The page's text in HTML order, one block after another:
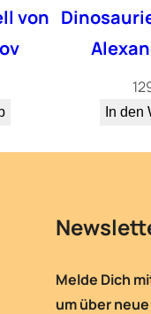
von
In den
Melde Dich
um über